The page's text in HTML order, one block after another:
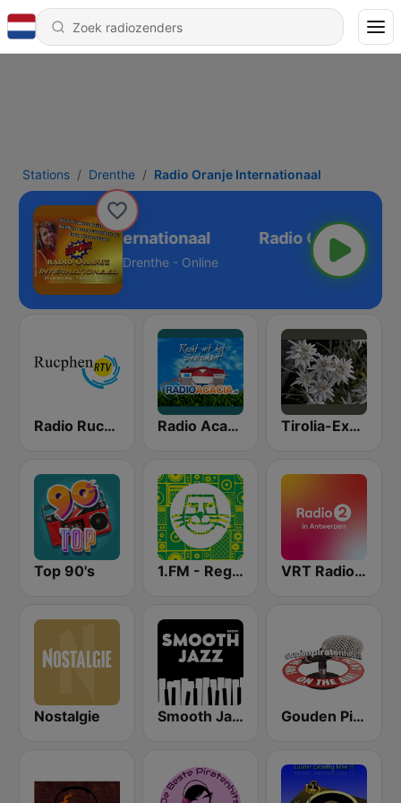
Stations Drenthe Radio Oranje Internationaal
Oranje Internationaal
Drenthe - Online
Radio Rucphen Radio Acacia Tirolia-Express.nl
Top 90's 1.FM - Reggae VRT Radio 2 Antwerpen
Nostalgie Smooth Jazz - Groov Gouden Piratenhits